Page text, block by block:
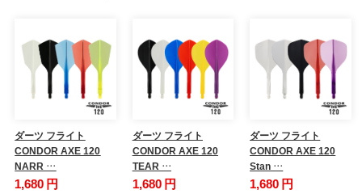
ダーツ フライト
CONDOR AXE 120
NARR …
1,680 円
ダーツ フライト
CONDOR AXE 120
TEAR …
1,680 円
ダーツ フライト
CONDOR AXE 120
Stan …
1,680 円